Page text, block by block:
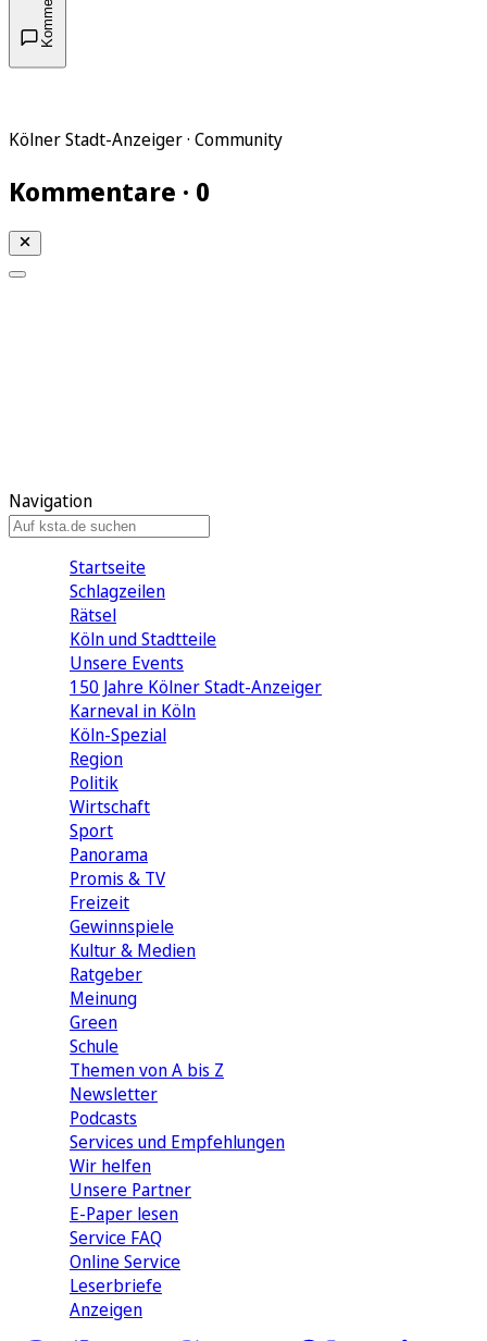
Kölner Stadt-Anzeiger · Community
Kommentare · 0
Navigation
Startseite
Schlagzeilen
Rätsel
Köln und Stadtteile
Unsere Events
150 Jahre Kölner Stadt-Anzeiger
Karneval in Köln
Köln-Spezial
Region
Politik
Wirtschaft
Sport
Panorama
Promis & TV
Freizeit
Gewinnspiele
Kultur & Medien
Ratgeber
Meinung
Green
Schule
Themen von A bis Z
Newsletter
Podcasts
Services und Empfehlungen
Wir helfen
Unsere Partner
E-Paper lesen
Service FAQ
Online Service
Leserbriefe
Anzeigen